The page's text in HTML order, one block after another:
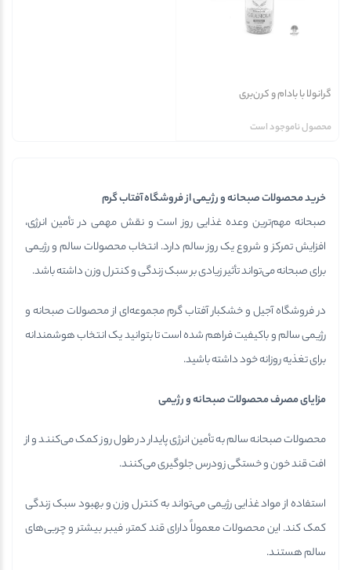
گرانولا با بادام و کرن‌بری
محصول ناموجود است
خرید محصولات صبحانه و رژیمی از فروشگاه آفتاب گرم
صبحانه مهم‌ترین وعده غذایی روز است و نقش مهمی در تأمین انرژی،
افزایش تمرکز و شروع یک روز سالم دارد. انتخاب محصولات سالم و رژیمی
برای صبحانه می‌تواند تأثیر زیادی بر سبک زندگی و کنترل وزن داشته باشد.
در فروشگاه آجیل و خشکبار آفتاب گرم مجموعه‌ای از محصولات صبحانه و
رژیمی سالم و باکیفیت فراهم شده است تا بتوانید یک انتخاب هوشمندانه
برای تغذیه روزانه خود داشته باشید.
مزایای مصرف محصولات صبحانه و رژیمی
محصولات صبحانه سالم به تأمین انرژی پایدار در طول روز کمک می‌کنند و از
افت قند خون و خستگی زودرس جلوگیری می‌کنند.
استفاده از مواد غذایی رژیمی می‌تواند به کنترل وزن و بهبود سبک زندگی
کمک کند. این محصولات معمولاً دارای قند کمتر، فیبر بیشتر و چربی‌های
سالم هستند.